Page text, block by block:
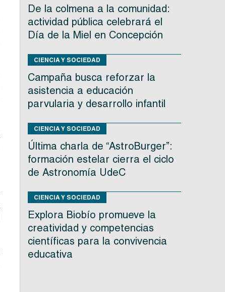
De la colmena a la comunidad:
actividad pública celebrará el
Día de la Miel en Concepción
CIENCIA Y SOCIEDAD
Campaña busca reforzar la
asistencia a educación
parvularia y desarrollo infantil
CIENCIA Y SOCIEDAD
Última charla de “AstroBurger”:
formación estelar cierra el ciclo
de Astronomía UdeC
CIENCIA Y SOCIEDAD
Explora Biobío promueve la
creatividad y competencias
científicas para la convivencia
educativa